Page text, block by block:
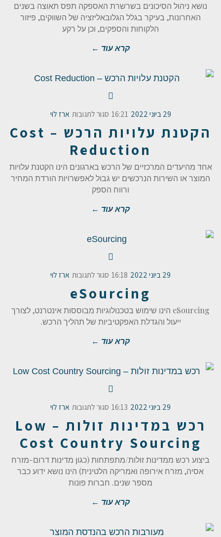
נושא ניהול הסיכונים בשרשרת האספקה תפס תאוצה בשנים
האחרונות, בעיקר בגלל הגלובאליזציה של השווקים, פיזור
הלקוחות והספקים, וכן על רקע
קרא עוד ←
29 ביוני 2022 16:21 סגור לתגובות ארז לוי
הקטנת עלויות הרכש – Cost
Reduction
אחד מהיעדים המרכזיים של הרכש בארגונים הינו הקטנת עלויות
המוצר או השירות הנרכשים יש גבול לאפשרויות הורדת המחיר
ורווח הספק
קרא עוד ←
29 ביוני 2022 16:18 סגור לתגובות ארז לוי
eSourcing
eSourcing הינו שימוש בטכנולוגיות מבוססות אינטרנט, לצורך
ייעול והגדלת האפקטיביות של תהליך הרכש.
קרא עוד ←
29 ביוני 2022 16:13 סגור לתגובות ארז לוי
רכש במדינות זולות – Low
Cost Country Sourcing
ביצוע רכש ממדינות זולות/מתפתחות (כגון מדינות דרום-מזרח
אסיה, מזרח אירופה ואמריקה הלטינית) הינו נושא ידוע כבר
מספר שנים. חברות פונות
קרא עוד ←